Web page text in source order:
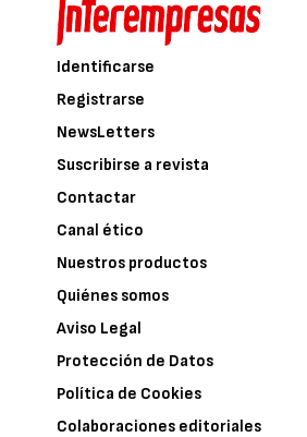
Identificarse
Registrarse
NewsLetters
Suscribirse a revista
Contactar
Canal ético
Nuestros productos
Quiénes somos
Aviso Legal
Protección de Datos
Política de Cookies
Colaboraciones editoriales